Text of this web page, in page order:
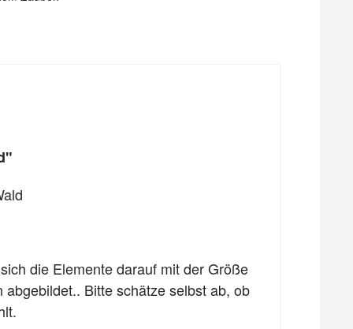
die Elemente darauf mit der Größe
Bitte schätze selbst ab, ob